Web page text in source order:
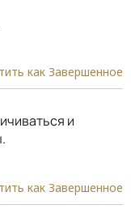
как Завершенное
и
как Завершенное